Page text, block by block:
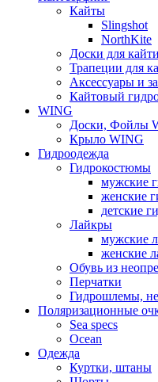
Кайты
Slingshot
NorthKite
Доски для
Трапеции для
Аксессуары и
Кайтовый
WING
Доски, Фойлы
Крыло WING
Гидроодежда
Гидрокостюмы
мужские
женские
детские
Лайкры
мужские
женские
Обувь из
Перчатки
Гидрошлемы,
Поляризационные
Sea specs
Ocean
Одежда
Куртки, штаны